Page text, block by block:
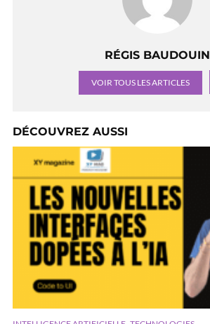
RÉGIS BAUDOUIN
VOIR TOUS LES ARTICLES
DÉCOUVREZ AUSSI